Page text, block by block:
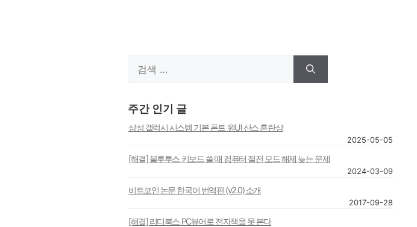
주간 인기 글
삼성 갤럭시 시스템 기본 폰트 원UI 산스 혼란상
2025-05-05
[해결] 블루투스 키보드 쓸 때 컴퓨터 절전 모드 해제 늦는 문제
2024-03-09
비트코인 논문 한국어 번역판 (v2.0) 소개
2017-09-28
[해결] 리디북스 PC뷰어로 전자책을 못 본다